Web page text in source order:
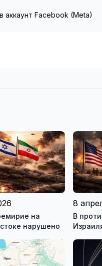
Facebook (Meta)
на
нарушено
8
В